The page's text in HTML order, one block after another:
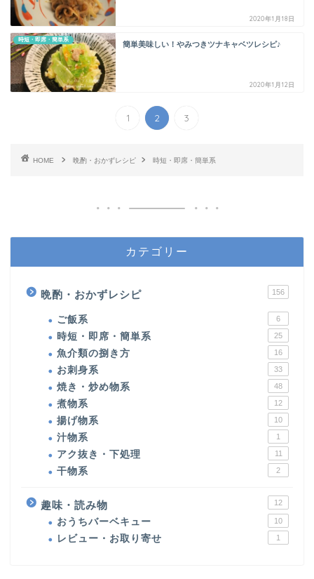
2020年1月18日
時短・即席・簡単系
簡単美味しい！やみつきツナキャベツレシピ♪
2020年1月12日
1 2 3
HOME 晩酌・おかずレシピ 時短・即席・簡単系
カテゴリー
晩酌・おかずレシピ 156
ご飯系 6
時短・即席・簡単系 25
魚介類の捌き方 16
お刺身系 33
焼き・炒め物系 48
煮物系 12
揚げ物系 10
汁物系 1
アク抜き・下処理 11
干物系 2
趣味・読み物 12
おうちバーベキュー 10
レビュー・お取り寄せ 1